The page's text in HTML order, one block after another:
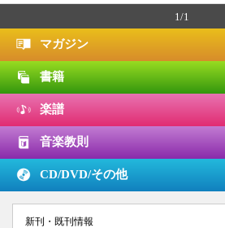
1/1
マガジン
書籍
楽譜
音楽教則
CD/DVD/その他
新刊・既刊情報